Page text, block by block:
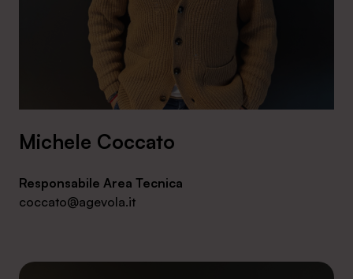
Michele Coccato
Responsabile Area Tecnica
coccato@agevola.it